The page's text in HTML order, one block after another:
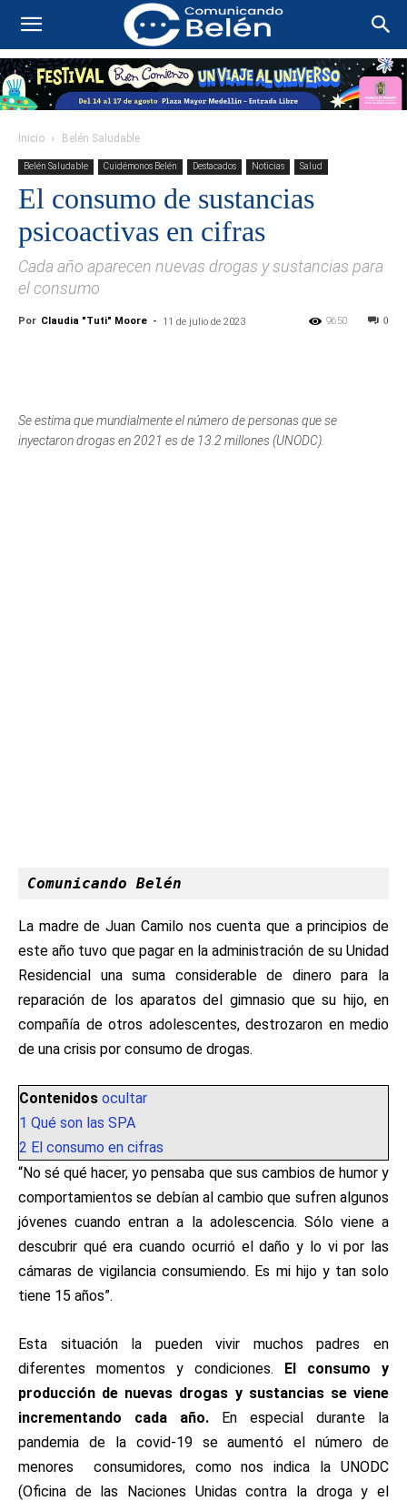
Inicio Belén Saludable
Belén Saludable Cuidémonos Belén Destacados Noticias Salud
El consumo de sustancias
psicoactivas en cifras
Cada año aparecen nuevas drogas y sustancias para
el consumo
Por Claudia "Tuti" Moore - 11 de julio de 2023 0
9650
Se estima que mundialmente el número de personas que se
inyectaron drogas en 2021 es de 13.2 millones (UNODC).
Comunicando Belén
La madre de Juan Camilonos cuenta que a principios de
este año tuvo que pagar en la administración de su Unidad
Residencial una suma considerable de dinero para la
reparación de los aparatos del gimnasio que su hijo, en
compañía de otros adolescentes, destrozaron en medio
de una crisis por consumo de drogas.
Contenidos ocultar
1 Qué son las SPA
2 El consumo en cifras
“No sé qué hacer, yo pensaba que sus cambios de humor y
comportamientos se debían al cambio que sufren algunos
jóvenes cuando entran a la adolescencia. Sólo viene a
descubrir qué era cuando ocurrió el daño y lo vi por las
cámaras de vigilancia consumiendo. Es mi hijo y tan solo
tiene 15 años”.
Esta situación la pueden vivir muchos padres en
diferentes momentos y condiciones. El consumo y
producción de nuevas drogas y sustancias se viene
incrementando cada año. En especial durante la
pandemia de la covid-19 se aumentó el número de
menores consumidores, como nos indica la UNODC
(Oficina de las Naciones Unidas contra la droga y el